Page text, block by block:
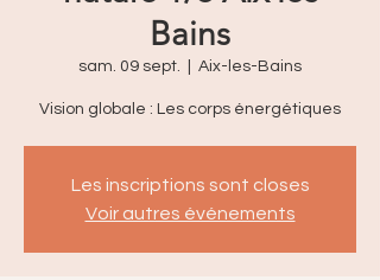
Bains
sam. 09 sept. Aix-les-Bains
Les inscriptions sont closes
Voir autres événements